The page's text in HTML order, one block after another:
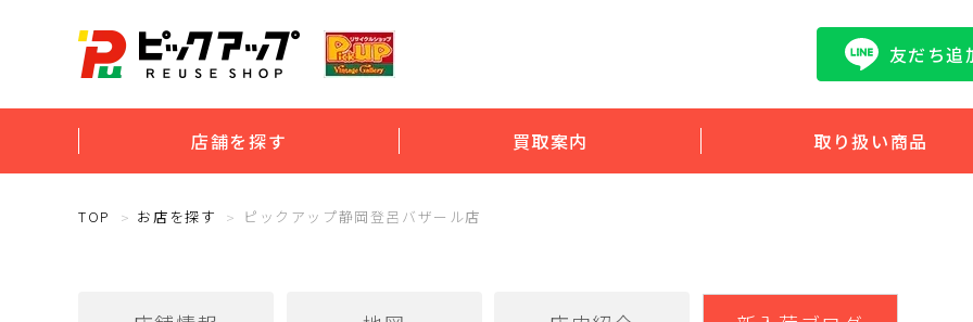
友だち追
店舗を探す 買取案内 取り扱い商品
TOP お店を探す ピックアップ静岡登呂バザール店